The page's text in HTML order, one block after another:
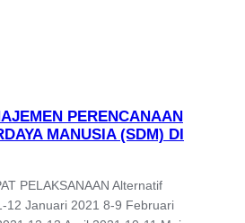
PERENCANAAN
MANUSIA (SDM) DI
PELAKSANAAN Alternatif
12 Januari 2021 8-9 Februari